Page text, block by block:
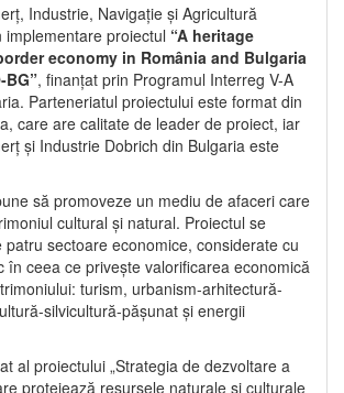
Industrie, Navigație și Agricultură
proiectul “A heritage
economy in România and Bulgaria
BG”, finanțat prin Programul Interreg V-A
Parteneriatul proiectului este format din
care are calitate de leader de proiect, iar
și Industrie Dobrich din Bulgaria este
să promoveze un mediu de afaceri care
cultural și natural. Proiectul se
sectoare economice, considerate cu
în ceea ce privește valorificarea economică
turism, urbanism-arhitectură-
silvicultură-pășunat și energii
al proiectului „Strategia de dezvoltare a
protejează resursele naturale și culturale